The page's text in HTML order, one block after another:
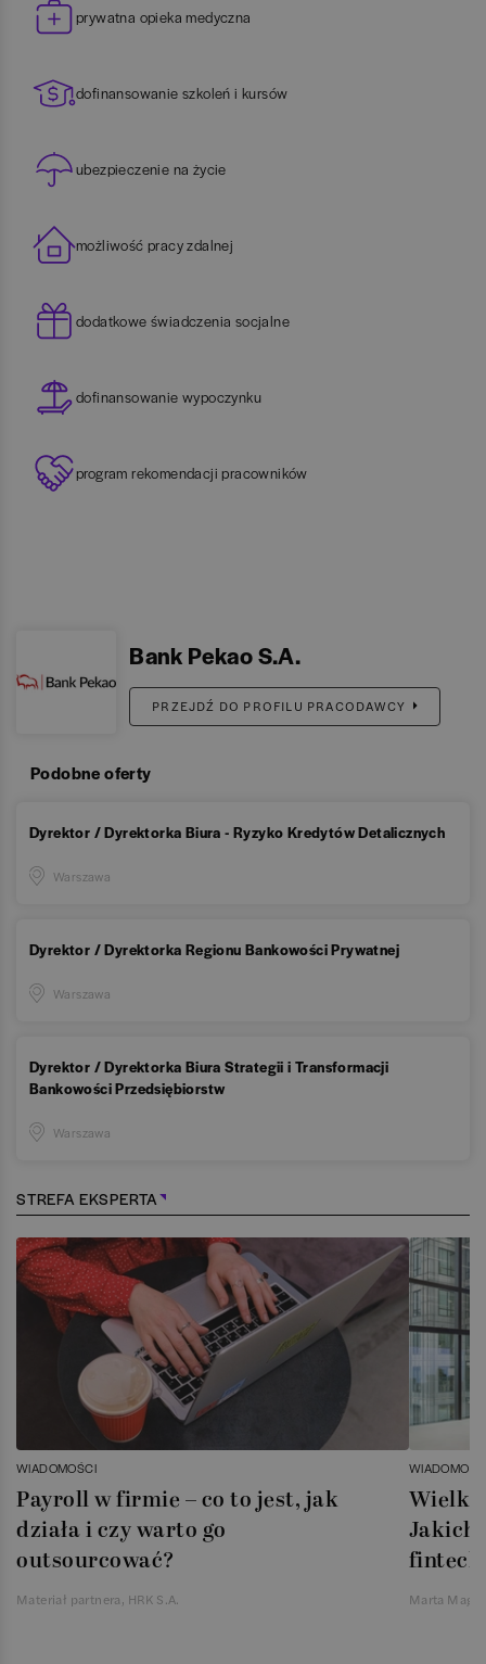
prywatna opieka medyczna
dofinansowanie szkoleń i kursów
ubezpieczenie na życie
możliwość pracy zdalnej
dodatkowe świadczenia socjalne
dofinansowanie wypoczynku
program rekomendacji pracowników
Bank Pekao S.A.
PRZEJDŹ DO PROFILU PRACODAWCY
Podobne oferty
Dyrektor / Dyrektorka Biura - Ryzyko Kredytów Detalicznych
Warszawa
Dyrektor / Dyrektorka Regionu Bankowości Prywatnej
Warszawa
Dyrektor / Dyrektorka Biura Strategii i Transformacji
Bankowości Przedsiębiorstw
Warszawa
STREFA EKSPERTA
WIADOMOŚCI
Payroll w firmie – co to jest, jak
działa i czy warto go
outsourcować?
Materiał partnera, HRK S.A.
Jakich
Marta